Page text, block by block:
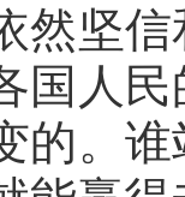
然坚
国人
的。